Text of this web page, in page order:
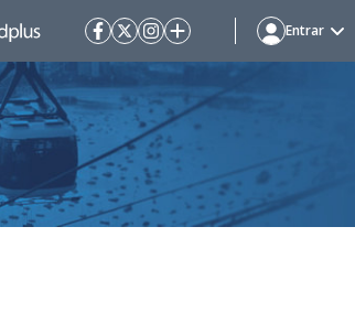
Entrar